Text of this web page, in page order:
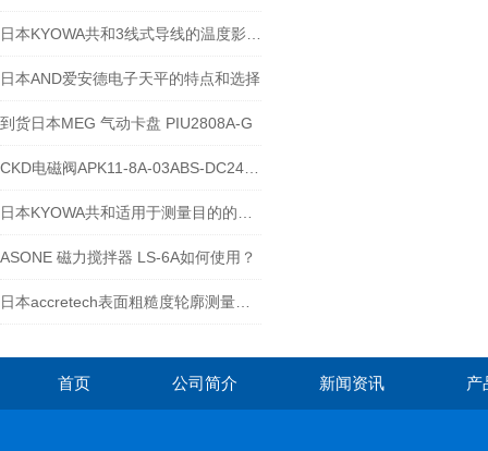
日本AND爱安德电子天平的特点和选择
到货日本MEG 气动卡盘 PIU2808A-G
ASONE 磁力搅拌器 LS-6A如何使用？
首页 公司简介 新闻资讯 产